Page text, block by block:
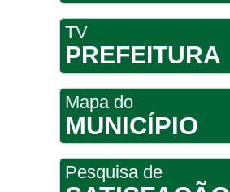
TV
PREFEITURA
Mapa do
MUNICÍPIO
Pesquisa de